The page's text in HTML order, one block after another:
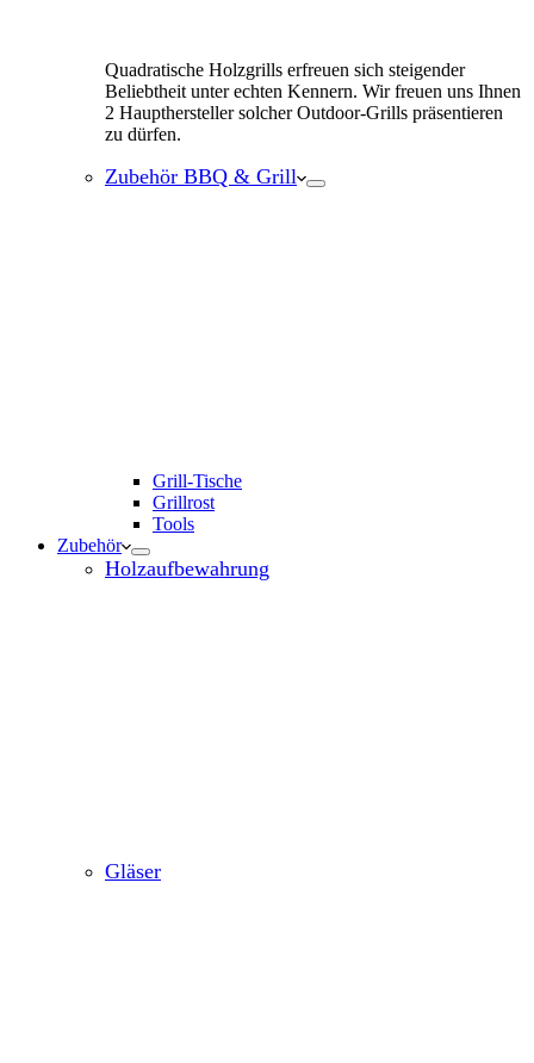
Quadratische Holzgrills erfreuen sich steigender
Beliebtheit unter echten Kennern. Wir freuen uns Ihnen
2 Haupthersteller solcher Outdoor-Grills präsentieren
zu dürfen.
Zubehör BBQ & Grill
Grill-Tische
Grillrost
Tools
Zubehör
Holzaufbewahrung
Gläser